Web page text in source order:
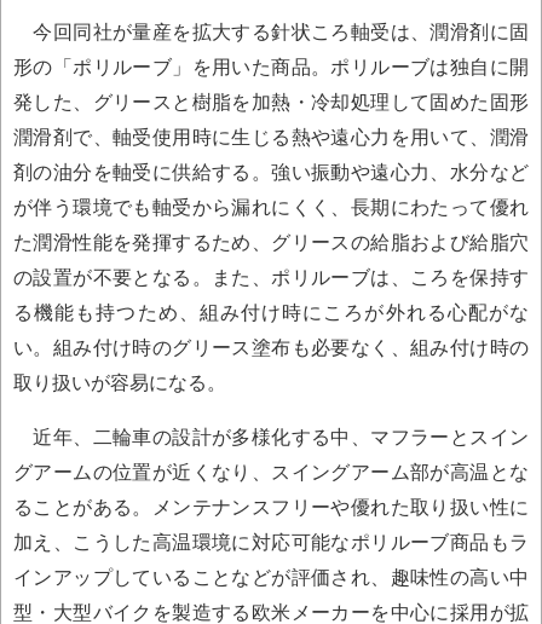
今回同社が量産を拡大する針状ころ軸受は、潤滑剤に固
形の「ポリルーブ」を用いた商品。ポリルーブは独自に開
発した、グリースと樹脂を加熱・冷却処理して固めた固形
潤滑剤で、軸受使用時に生じる熱や遠心力を用いて、潤滑
剤の油分を軸受に供給する。強い振動や遠心力、水分など
が伴う環境でも軸受から漏れにくく、長期にわたって優れ
た潤滑性能を発揮するため、グリースの給脂および給脂穴
の設置が不要となる。また、ポリルーブは、ころを保持す
る機能も持つため、組み付け時にころが外れる心配がな
い。組み付け時のグリース塗布も必要なく、組み付け時の
取り扱いが容易になる。
近年、二輪車の設計が多様化する中、マフラーとスイン
グアームの位置が近くなり、スイングアーム部が高温とな
ることがある。メンテナンスフリーや優れた取り扱い性に
加え、こうした高温環境に対応可能なポリルーブ商品もラ
インアップしていることなどが評価され、趣味性の高い中
型・大型バイクを製造する欧米メーカーを中心に採用が拡